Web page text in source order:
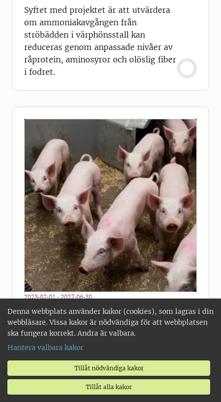
Denna webbplats använder kakor (cookies), som lagras i din
webbläsare. Vissa kakor är nödvändiga för att webbplatsen
ska fungera korrekt. Andra är valbara.
Hantera valbara kakor
Tillåt nödvändiga kakor
Tillåt alla kakor
Syftet med projektet är att utvärdera
om ammoniakavgången från
ströbädden i värphönsstall kan
reduceras genom anpassade nivåer av
råprotein, aminosyror och olöslig fiber
i fodret.
2023-02-01 - 2027-06-30
Hur hanterar vi det nya
kvalitetsproblemet PSE-liknande
zoner i griskött?
Projektet består av tre delstudier som
kommer att bidra med viktig
vetenskaplig information för att få en
förståelse för grundorsakerna till att